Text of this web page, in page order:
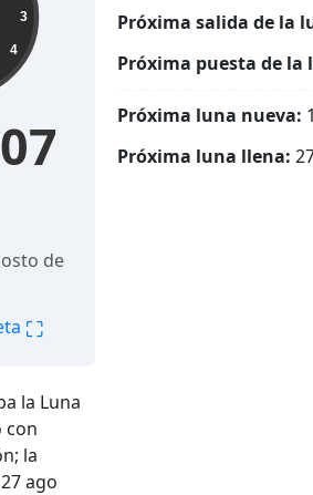
la Luna
con
la
ago
3
4
de
⛶
Próxima salida de la
Próxima puesta de la
Próxima luna nueva:
Próxima luna llena: